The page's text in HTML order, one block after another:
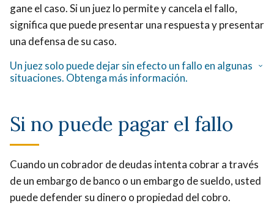
gane el caso. Si un juez lo permite y cancela el fallo,
significa que puede presentar una respuesta y presentar
una defensa de su caso.
Un juez solo puede dejar sin efecto un fallo en algunas
situaciones. Obtenga más información.
Si no puede pagar el fallo
Cuando un cobrador de deudas intenta cobrar a través
de un embargo de banco o un embargo de sueldo, usted
puede defender su dinero o propiedad del cobro.